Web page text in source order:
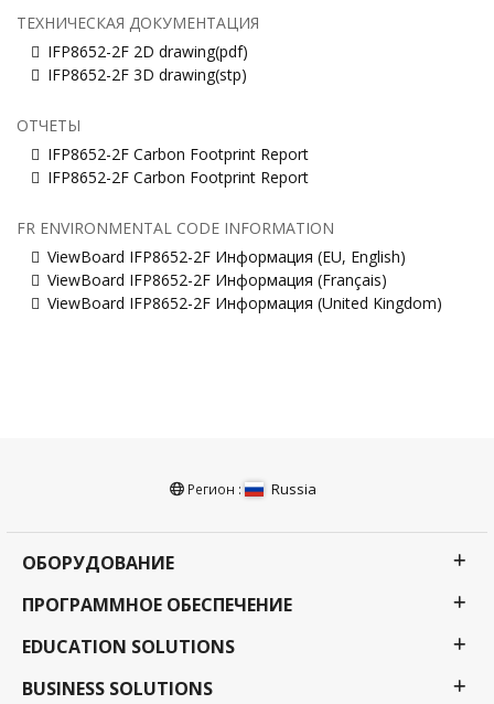
ТЕХНИЧЕСКАЯ ДОКУМЕНТАЦИЯ
IFP8652-2F 2D drawing(pdf)
IFP8652-2F 3D drawing(stp)
ОТЧЕТЫ
IFP8652-2F Carbon Footprint Report
IFP8652-2F Carbon Footprint Report
FR ENVIRONMENTAL CODE INFORMATION
ViewBoard IFP8652-2F Информация (EU, English)
ViewBoard IFP8652-2F Информация (Français)
ViewBoard IFP8652-2F Информация (United Kingdom)
Регион : Russia
ОБОРУДОВАНИЕ
ПРОГРАММНОЕ ОБЕСПЕЧЕНИЕ
EDUCATION SOLUTIONS
BUSINESS SOLUTIONS